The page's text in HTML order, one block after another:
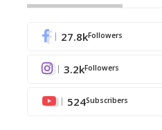
27.8kFollowers
3.2kFollowers
524Subscribers